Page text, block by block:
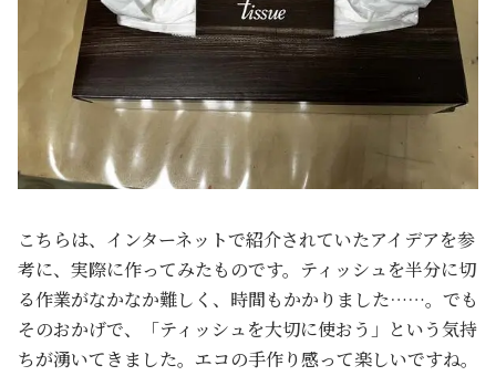
こちらは、インターネットで紹介されていたアイデアを参
考に、実際に作ってみたものです。ティッシュを半分に切
る作業がなかなか難しく、時間もかかりました……。でも
そのおかげで、「ティッシュを大切に使おう」という気持
ちが湧いてきました。エコの手作り感って楽しいですね。